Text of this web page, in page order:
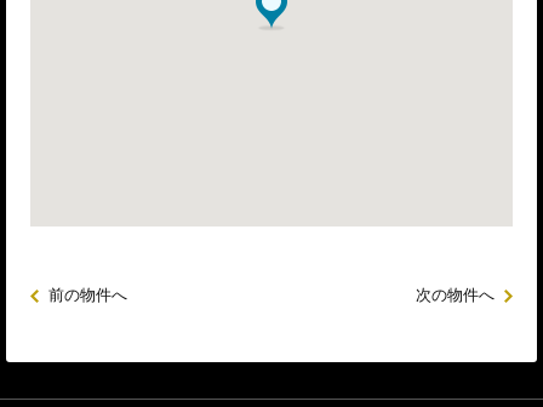
前の物件へ 次の物件へ